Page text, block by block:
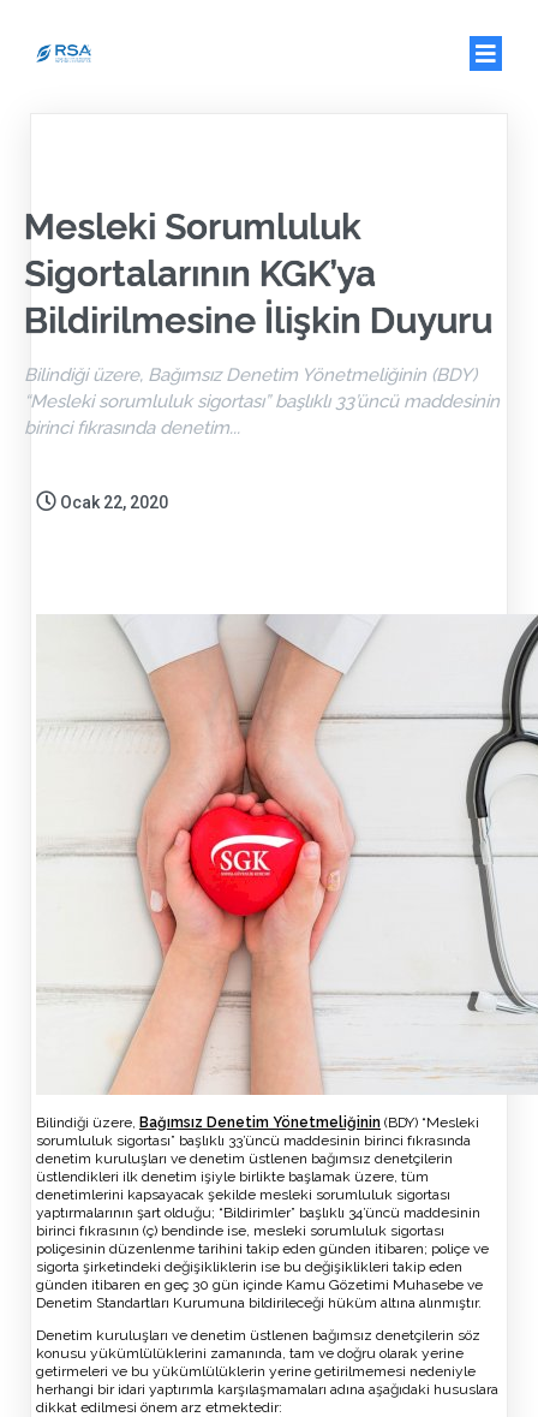
Mesleki Sorumluluk
Sigortalarının KGK’ya
Bildirilmesine İlişkin Duyuru
Bilindiği üzere, Bağımsız Denetim Yönetmeliğinin (BDY)
“Mesleki sorumluluk sigortası” başlıklı 33’üncü maddesinin
birinci fıkrasında denetim...
Ocak 22, 2020
Bilindiği üzere, Bağımsız Denetim Yönetmeliğinin (BDY) “Mesleki
sorumluluk sigortası” başlıklı 33’üncü maddesinin birinci fıkrasında
denetim kuruluşları ve denetim üstlenen bağımsız denetçilerin
üstlendikleri ilk denetim işiyle birlikte başlamak üzere, tüm
denetimlerini kapsayacak şekilde mesleki sorumluluk sigortası
yaptırmalarının şart olduğu; “Bildirimler” başlıklı 34’üncü maddesinin
birinci fıkrasının (ç) bendinde ise, mesleki sorumluluk sigortası
poliçesinin düzenlenme tarihini takip eden günden itibaren; poliçe ve
sigorta şirketindeki değişikliklerin ise bu değişiklikleri takip eden
günden itibaren en geç 30 gün içinde Kamu Gözetimi Muhasebe ve
Denetim Standartları Kurumuna bildirileceği hüküm altına alınmıştır.
Denetim kuruluşları ve denetim üstlenen bağımsız denetçilerin söz
konusu yükümlülüklerini zamanında, tam ve doğru olarak yerine
getirmeleri ve bu yükümlülüklerin yerine getirilmemesi nedeniyle
herhangi bir idari yaptırımla karşılaşmamaları adına aşağıdaki hususlara
dikkat edilmesi önem arz etmektedir: